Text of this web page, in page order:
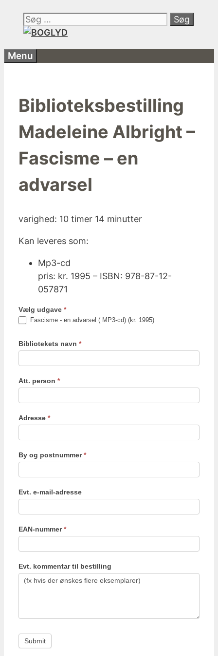
indhold
Søg
efter:
Menu
Biblioteksbestilling
Madeleine Albright –
Fascisme – en
advarsel
varighed: 10 timer 14 minutter
Kan leveres som:
Mp3-cd
pris: kr. 1995 – ISBN: 978-87-12-
057871
Vælg udgave *
Fascisme - en advarsel ( MP3-cd) (kr. 1995)
Bibliotekets navn *
Att. person *
Adresse *
By og postnummer*
Evt. e-mail-adresse
EAN-nummer*
Evt. kommentar til bestilling
Submit